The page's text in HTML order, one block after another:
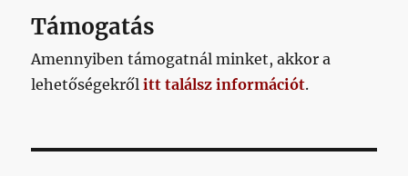
Támogatás
Amennyiben támogatnál minket, akkor a
lehetőségekrőlitt találsz információt.